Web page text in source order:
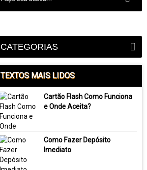
CATEGORIAS
TEXTOS MAIS LIDOS
Cartão Flash Como Funciona
e Onde Aceita?
Como Fazer Depósito
Imediato